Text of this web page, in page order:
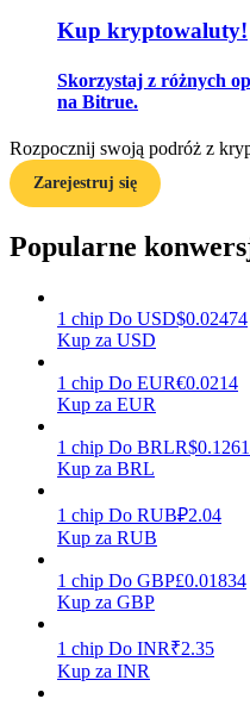
Dowiedz się, jak
Zarabiać
Codziennie zdobywaj
Kup kryptowaluty!
Skorzystaj z różnych
na Bitrue.
Rozpocznij swoją podróż z
Zarejestruj się
Popularne
1 chip Do USD$0.02474
Kup za USD
1 chip Do EUR€0.0214
Kup za EUR
1 chip Do BRLR$
Kup za BRL
1 chip Do RUB₽2.04
Kup za RUB
1 chip Do GBP£0.01834
Kup za GBP
1 chip Do INR₹2.35
Kup za INR